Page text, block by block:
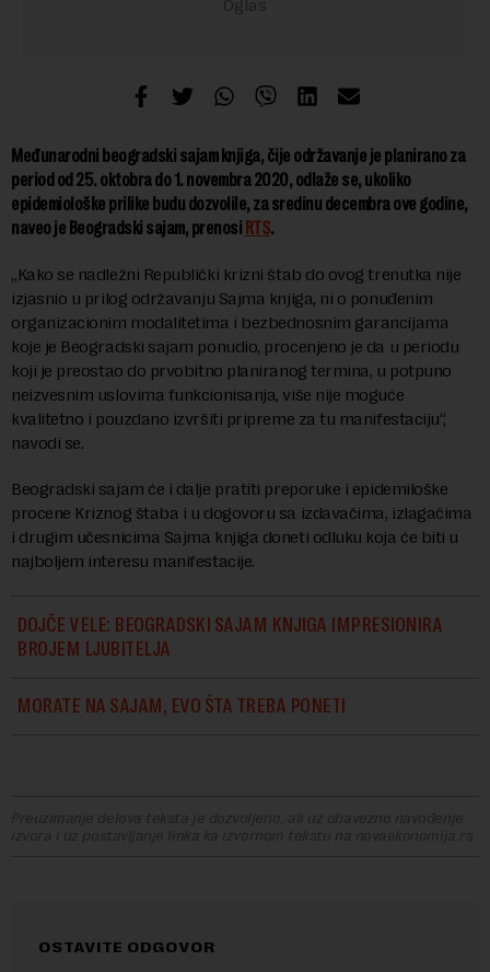
Međunarodni beogradski sajam knjiga, čije održavanje je planirano za
period od 25. oktobra do 1. novembra 2020, odlaže se, ukoliko
epidemiološke prilike budu dozvolile, za sredinu decembra ove godine,
naveo je Beogradski sajam, prenosi RTS.
„Kako se nadležni Republički krizni štab do ovog trenutka nije
izjasnio u prilog održavanju Sajma knjiga, ni o ponuđenim
organizacionim modalitetima i bezbednosnim garancijama
koje je Beogradski sajam ponudio, procenjeno je da u periodu
koji je preostao do prvobitno planiranog termina, u potpuno
neizvesnim uslovima funkcionisanja, više nije moguće
kvalitetno i pouzdano izvršiti pripreme za tu manifestaciju“,
navodi se.
Beogradski sajam će i dalje pratiti preporuke i epidemiloške
procene Kriznog štaba i u dogovoru sa izdavačima, izlagačima
i drugim učesnicima Sajma knjiga doneti odluku koja će biti u
najboljem interesu manifestacije.
DOJČE VELE: BEOGRADSKI SAJAM KNJIGA IMPRESIONIRA
BROJEM LJUBITELJA
MORATE NA SAJAM, EVO ŠTA TREBA PONETI
Preuzimanje delova teksta je dozvoljeno, ali uz obavezno navođenje
izvora i uz postavljanje linka ka izvornom tekstu na novaekonomija.rs
OSTAVITE ODGOVOR